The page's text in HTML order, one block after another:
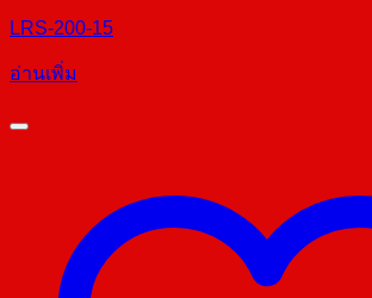
LRS-200-15
อ่านเพิ่ม